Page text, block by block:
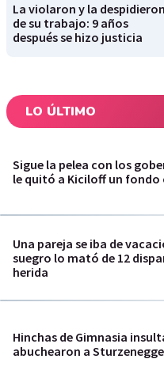
La violaron y la despidieron
de su trabajo: 9 años
después se hizo justicia
LO ÚLTIMO
Sigue la pelea con los
le quitó a Kiciloff un fondo
Una pareja se iba de
suegro lo mató de 12
herida
Hinchas de Gimnasia
abuchearon a